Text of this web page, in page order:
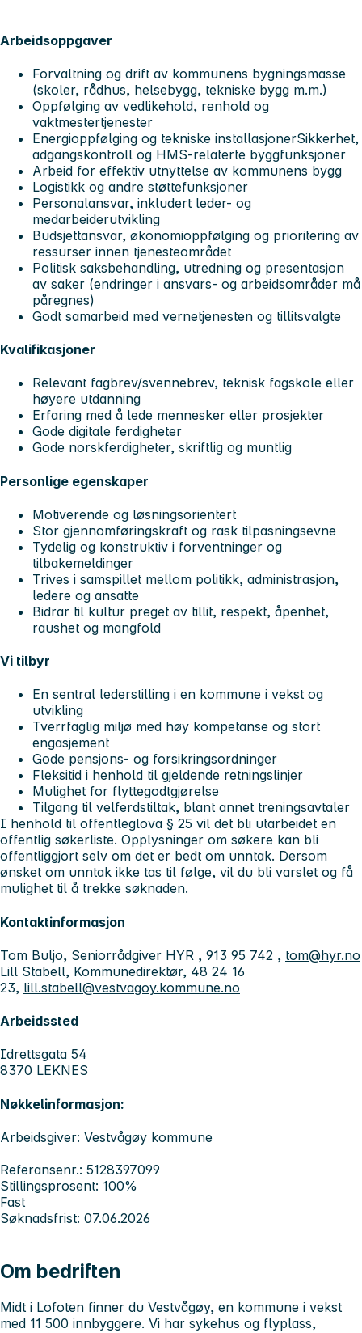
Arbeidsoppgaver
Forvaltning og drift av kommunens bygningsmasse
(skoler, rådhus, helsebygg, tekniske bygg m.m.)
Oppfølging av vedlikehold, renhold og
vaktmestertjenester
Energioppfølging og tekniske installasjonerSikkerhet,
adgangskontroll og HMS-relaterte byggfunksjoner
Arbeid for effektiv utnyttelse av kommunens bygg
Logistikk og andre støttefunksjoner
Personalansvar, inkludert leder- og
medarbeiderutvikling
Budsjettansvar, økonomioppfølging og prioritering av
ressurser innen tjenesteområdet
Politisk saksbehandling, utredning og presentasjon
av saker (endringer i ansvars- og arbeidsområder må
påregnes)
Godt samarbeid med vernetjenesten og tillitsvalgte
Kvalifikasjoner
Relevant fagbrev/svennebrev, teknisk fagskole eller
høyere utdanning
Erfaring med å lede mennesker eller prosjekter
Gode digitale ferdigheter
Gode norskferdigheter, skriftlig og muntlig
Personlige egenskaper
Motiverende og løsningsorientert
Stor gjennomføringskraft og rask tilpasningsevne
Tydelig og konstruktiv i forventninger og
tilbakemeldinger
Trives i samspillet mellom politikk, administrasjon,
ledere og ansatte
Bidrar til kultur preget av tillit, respekt, åpenhet,
raushet og mangfold
Vi tilbyr
En sentral lederstilling i en kommune i vekst og
utvikling
Tverrfaglig miljø med høy kompetanse og stort
engasjement
Gode pensjons- og forsikringsordninger
Fleksitid i henhold til gjeldende retningslinjer
Mulighet for flyttegodtgjørelse
Tilgang til velferdstiltak, blant annet treningsavtaler
I henhold til offentleglova § 25 vil det bli utarbeidet en
offentlig søkerliste. Opplysninger om søkere kan bli
offentliggjort selv om det er bedt om unntak. Dersom
ønsket om unntak ikke tas til følge, vil du bli varslet og få
mulighet til å trekke søknaden.
Kontaktinformasjon
Tom Buljo, Seniorrådgiver HYR , 913 95 742 , tom@hyr.no
Lill Stabell, Kommunedirektør, 48 24 16
23, lill.stabell@vestvagoy.kommune.no
Arbeidssted
Idrettsgata 54
8370 LEKNES
Nøkkelinformasjon:
Arbeidsgiver: Vestvågøy kommune
Referansenr.: 5128397099
Stillingsprosent: 100%
Fast
Søknadsfrist: 07.06.2026
Om bedriften
Midt i Lofoten finner du Vestvågøy, en kommune i vekst
med 11 500 innbyggere. Vi har sykehus og flyplass,